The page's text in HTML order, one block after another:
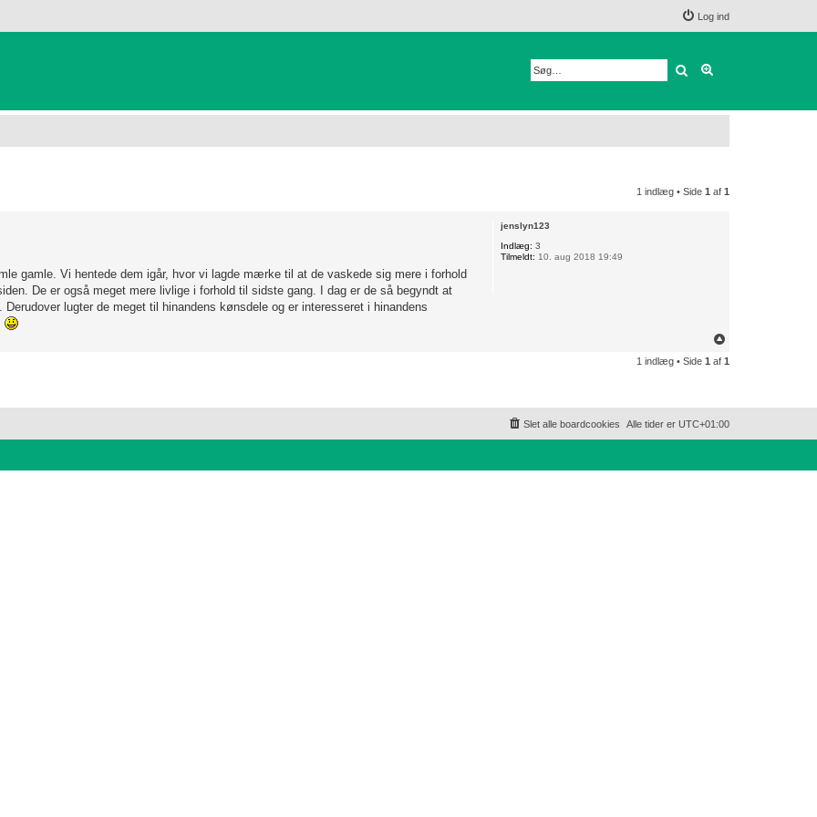
Log ind
Søg
1 indlæg • Side 1 af 1
jenslyn123
Indlæg: 3
Tilmeldt: 10. aug 2018 19:49
gamle. Vi hentede dem igår, hvor vi lagde mærke til at de vaskede sig mere i forhold
De er også meget mere livlige i forhold til sidste gang. I dag er de så begyndt at
lugter de meget til hinandens kønsdele og er interesseret i hinandens
p
1 indlæg • Side 1 af 1
Alle tider er UTC+01:00
Slet alle boardcookies